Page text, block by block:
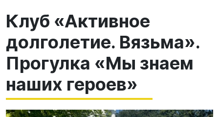
Клуб «Активное
долголетие. Вязьма».
Прогулка «Мы знаем
наших героев»